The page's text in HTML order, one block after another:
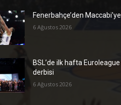
Fenerbahçe’den Maccabi’ye
6 Ağustos 2026
BSL’de ilk hafta Euroleague
derbisi
6 Ağustos 2026